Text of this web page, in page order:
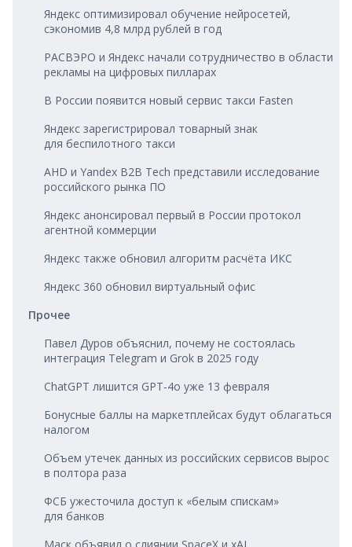
Яндекс оптимизировал обучение нейросетей,
сэкономив 4,8 млрд рублей в год
РАСВЭРО и Яндекс начали сотрудничество в области
рекламы на цифровых пилларах
В России появится новый сервис такси Fasten
Яндекс зарегистрировал товарный знак
для беспилотного такси
AHD и Yandex B2B Tech представили исследование
российского рынка ПО
Яндекс анонсировал первый в России протокол
агентной коммерции
Яндекс также обновил алгоритм расчёта ИКС
Яндекс 360 обновил виртуальный офис
Прочее
Павел Дуров объяснил, почему не состоялась
интеграция Telegram и Grok в 2025 году
ChatGPT лишится GPT‑4o уже 13 февраля
Бонусные баллы на маркетплейсах будут облагаться
налогом
Объем утечек данных из российских сервисов вырос
в полтора раза
ФСБ ужесточила доступ к «белым спискам»
для банков